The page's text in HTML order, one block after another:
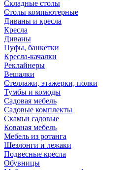
Складные столы
Столы компьютерные
Диваны и кресла
Кресла
Диваны
Пуфы, банкетки
Кресла-качалки
Реклайнеры
Вешалки
Стеллажи, этажерки, полки
Тумбы и комоды
Садовая мебель
Садовые комплекты
Скамьи садовые
Кованая мебель
Мебель из ротанга
Шезлонги и лежаки
Подвесные кресла
Обувницы